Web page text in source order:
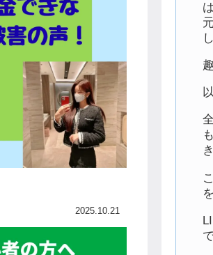
2025.10.21